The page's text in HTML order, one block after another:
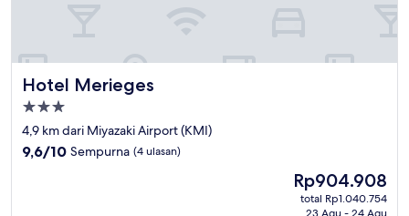
Hotel Merieges
Hotel Merieges
Properti
bintang
3.0
4,9 km dari Miyazaki Airport (KMI)
9.6
9,6/10 Sempurna (4 ulasan)
Harga
sekarang
Rp904.908
Rp904.908
total Rp1.040.754